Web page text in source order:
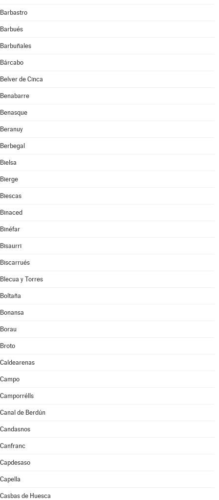
Barbastro
Barbués
Barbuñales
Bárcabo
Belver de Cinca
Benabarre
Benasque
Beranuy
Berbegal
Bielsa
Bierge
Biescas
Binaced
Binéfar
Bisaurri
Biscarrués
Blecua y Torres
Boltaña
Bonansa
Borau
Broto
Caldearenas
Campo
Camporrélls
Canal de Berdún
Candasnos
Canfranc
Capdesaso
Capella
Casbas de Huesca